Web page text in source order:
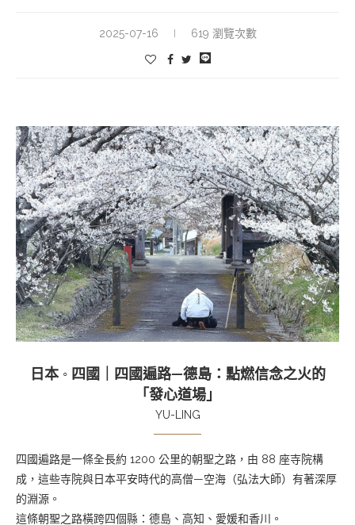
2025-07-16 619 瀏覽次數
日本 ◦ 四國｜四國遍路—德島：點燃信念之火的
「發心道場」
YU-LING
四國遍路是一條全長約 1200 公里的朝聖之路，由 88 座寺院構
成，這些寺院與日本平安時代的高僧—空海（弘法大師）有著深厚
的淵源。
這條朝聖之路橫跨四個縣：德島、高知、愛媛和香川。